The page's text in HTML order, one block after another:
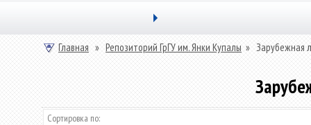
Главная » Репозиторий ГрГУ им. Янки Купалы » Зарубежная
Сортировка по: